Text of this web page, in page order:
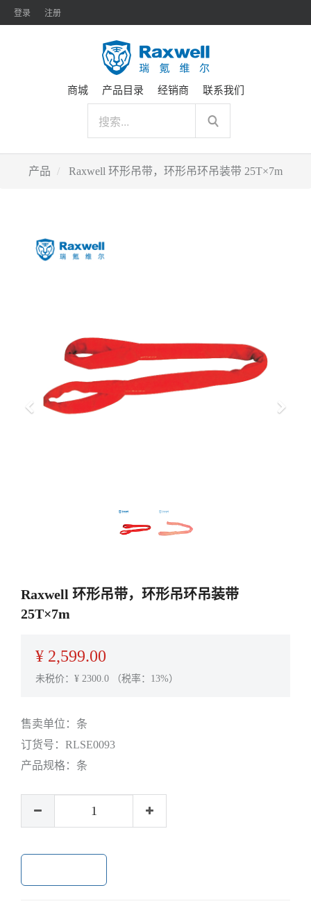
登录 注册
商城 产品目录 经销商 联系我们
产品 Raxwell 环形吊带，环形吊环吊装带 25T×7m
上
下
Raxwell 环形吊带，环形吊环吊装带
25T×7m
¥ 2,599.00
未税价：¥ 2300.0 （税率：13%）
售卖单位： 条
订货号： RLSE0093
产品规格： 条